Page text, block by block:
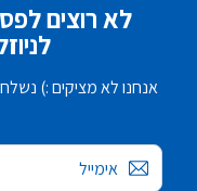
לא רוצים
אנחנו לא מציקים :)
אימייל